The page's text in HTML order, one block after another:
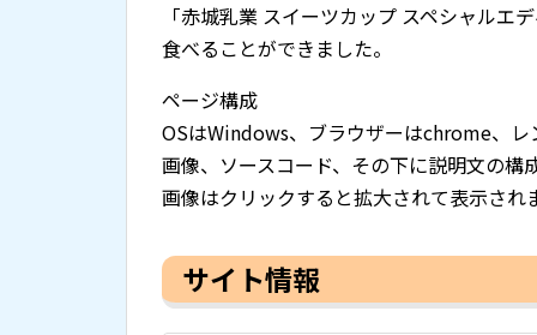
「赤城乳業 スイーツカップ スペシャルエ
食べることができました。
ページ構成
OSはWindows、ブラウザーはchrome、
画像、ソースコード、その下に説明文の構
画像はクリックすると拡大されて表示され
サイト情報